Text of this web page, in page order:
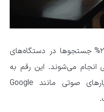
به گزارش تابناک، بیش از ۲۷% جستجوها در دستگاه‌های
می‌شوند. این رقم به
دلیل افزایش استفاده از دستیارهای صوتی مانند Google